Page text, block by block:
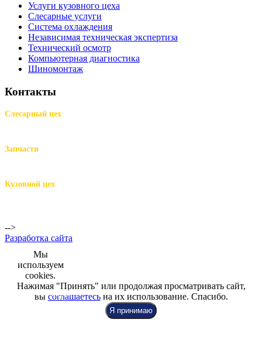
Услуги кузовного цеха
Слесарные услуги
Система охлаждения
Независимая техническая экспертиза
Технический осмотр
Компьютерная диагностика
Шиномонтаж
Контакты
Слесарный цех
+7 (812) 942-00-99
Запчасти
+7 (812) 918-80-40
Кузовной цех
+7 (812) 926-86-86
-->
Разработка сайта
Мы
используем
cookies.
Нажимая "Принять" или продолжая просматривать сайт,
вы соглашаетесьна их использование. Спасибо.
Я принимаю